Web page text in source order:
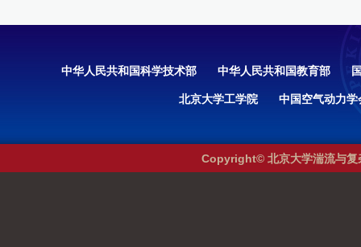
中华人民共和国科学技术部 中华人民共和国教育部
北京大学工学院 中国空气动力学
Copyright© 北京大学湍流与